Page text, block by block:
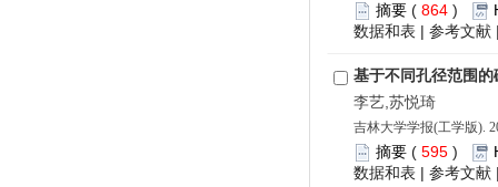
摘要 ( 864 )
数据和表 | 参考文献
基于不同孔径范围
李艺,苏悦琦
吉林大学学报(工学版).
摘要 ( 595 )
数据和表 | 参考文献